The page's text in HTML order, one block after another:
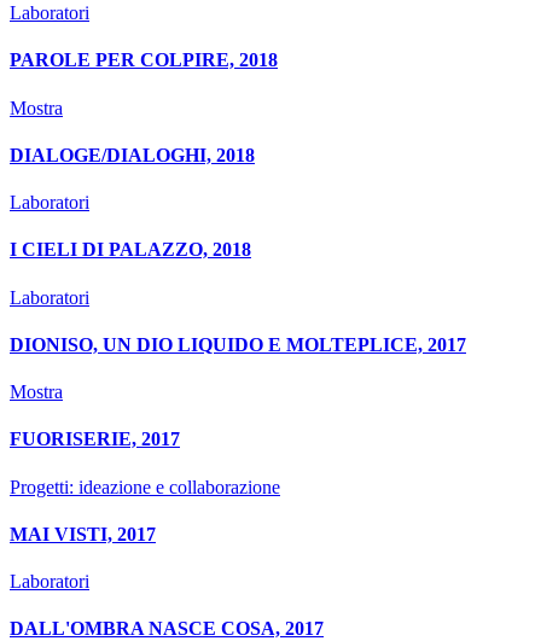
Laboratori
PAROLE PER COLPIRE, 2018
Mostra
DIALOGE/DIALOGHI, 2018
Laboratori
I CIELI DI PALAZZO, 2018
Laboratori
DIONISO, UN DIO LIQUIDO E MOLTEPLICE, 2017
Mostra
FUORISERIE, 2017
Progetti: ideazione e collaborazione
MAI VISTI, 2017
Laboratori
DALL'OMBRA NASCE COSA, 2017